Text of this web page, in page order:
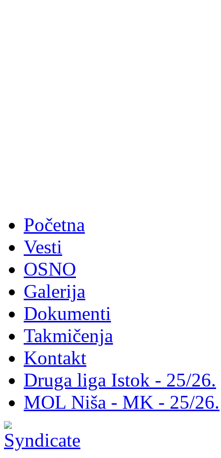
Početna
Vesti
OSNO
Galerija
Dokumenti
Takmičenja
Kontakt
Druga liga Istok - 25/26.
MOL Niša - MK - 25/26.